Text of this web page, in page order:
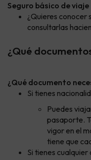
Seguro básico de viaje
¿Quieres conocer
consultarlas
¿Qué
¿Qué documento
Si tienes
Puedes
pasaporte.
vigor en el
tiene que
Si tienes